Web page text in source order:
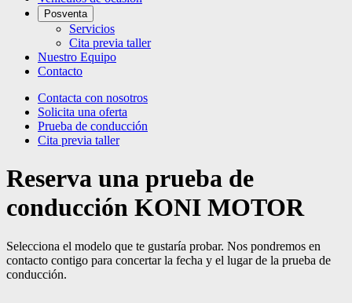
Posventa
Servicios
Cita previa taller
Nuestro Equipo
Contacto
Contacta con nosotros
Solicita una oferta
Prueba de conducción
Cita previa taller
Reserva una prueba de
conducción KONI MOTOR
Selecciona el modelo que te gustaría probar. Nos pondremos en
contacto contigo para concertar la fecha y el lugar de la prueba de
conducción.